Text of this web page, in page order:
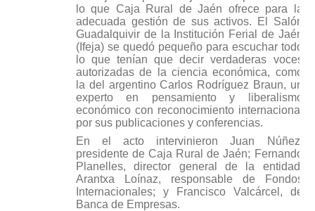
lo que Caja Rural de Jaén ofrece para la
adecuada gestión de sus activos. El Salón
Guadalquivir de la Institución Ferial de Jaén
(Ifeja) se quedó pequeño para escuchar todo
lo que tenían que decir verdaderas voces
autorizadas de la ciencia económica, como
la del argentino Carlos Rodríguez Braun, un
experto en pensamiento y liberalismo
económico con reconocimiento internacional
por sus publicaciones y conferencias.
En el acto intervinieron Juan Núñez,
presidente de Caja Rural de Jaén; Fernando
Planelles, director general de la entidad;
Arantxa Loínaz, responsable de Fondos
Internacionales; y Francisco Valcárcel, de
Banca de Empresas.